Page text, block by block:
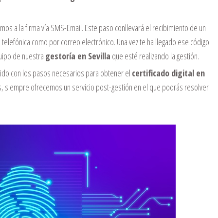
a la firma vía SMS-Email. Este paso conllevará el recibimiento de un
como por correo electrónico. Una vez te ha llegado ese código
de nuestra gestoría en Sevilla que esté realizando la gestión.
con los pasos necesarios para obtener el certificado digital en
siempre ofrecemos un servicio post-gestión en el que podrás resolver